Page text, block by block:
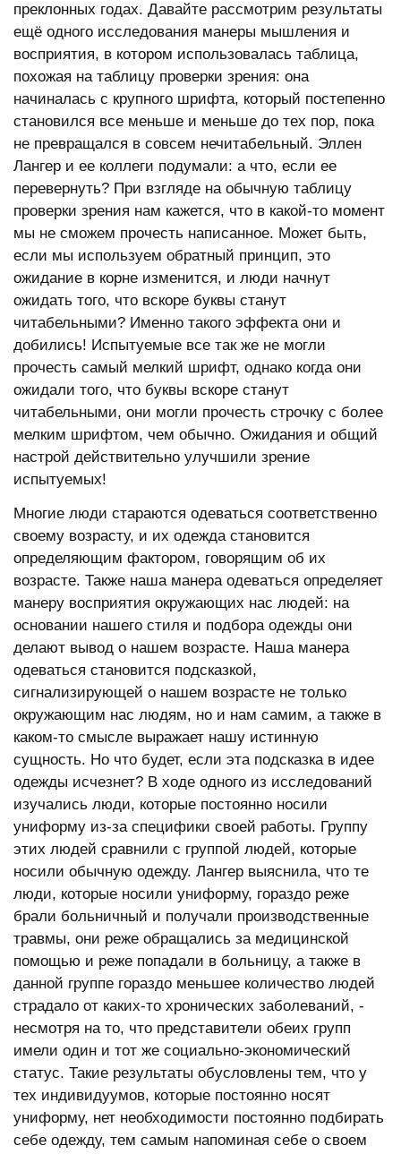
преклонных годах. Давайте рассмотрим результаты
ещё одного исследования манеры мышления и
восприятия, в котором использовалась таблица,
похожая на таблицу проверки зрения: она
начиналась с крупного шрифта, который постепенно
становился все меньше и меньше до тех пор, пока
не превращался в совсем нечитабельный. Эллен
Лангер и ее коллеги подумали: а что, если ее
перевернуть? При взгляде на обычную таблицу
проверки зрения нам кажется, что в какой-то момент
мы не сможем прочесть написанное. Может быть,
если мы используем обратный принцип, это
ожидание в корне изменится, и люди начнут
ожидать того, что вскоре буквы станут
читабельными? Именно такого эффекта они и
добились! Испытуемые все так же не могли
прочесть самый мелкий шрифт, однако когда они
ожидали того, что буквы вскоре станут
читабельными, они могли прочесть строчку с более
мелким шрифтом, чем обычно. Ожидания и общий
настрой действительно улучшили зрение
испытуемых!
Многие люди стараются одеваться соответственно
своему возрасту, и их одежда становится
определяющим фактором, говорящим об их
возрасте. Также наша манера одеваться определяет
манеру восприятия окружающих нас людей: на
основании нашего стиля и подбора одежды они
делают вывод о нашем возрасте. Наша манера
одеваться становится подсказкой,
сигнализирующей о нашем возрасте не только
окружающим нас людям, но и нам самим, а также в
каком-то смысле выражает нашу истинную
сущность. Но что будет, если эта подсказка в идее
одежды исчезнет? В ходе одного из исследований
изучались люди, которые постоянно носили
униформу из-за специфики своей работы. Группу
этих людей сравнили с группой людей, которые
носили обычную одежду. Лангер выяснила, что те
люди, которые носили униформу, гораздо реже
брали больничный и получали производственные
травмы, они реже обращались за медицинской
помощью и реже попадали в больницу, а также в
данной группе гораздо меньшее количество людей
страдало от каких-то хронических заболеваний, -
несмотря на то, что представители обеих групп
имели один и тот же социально-экономический
статус. Такие результаты обусловлены тем, что у
тех индивидуумов, которые постоянно носят
униформу, нет необходимости постоянно подбирать
себе одежду, тем самым напоминая себе о своем